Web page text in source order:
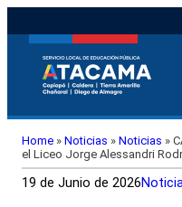
Home » Noticias » Noticias »
el Liceo Jorge Alessandri
19 de Junio de 2026